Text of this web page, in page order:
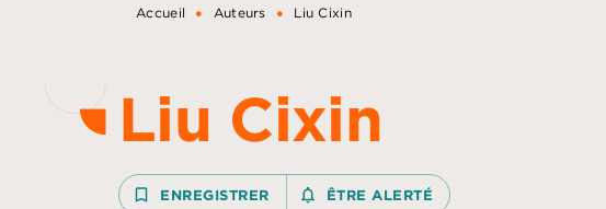
Accueil • Auteurs • Liu Cixin
Liu Cixin
bookmark_border ENREGISTRER notifications_none_outlined
ÊTRE ALERTÉ